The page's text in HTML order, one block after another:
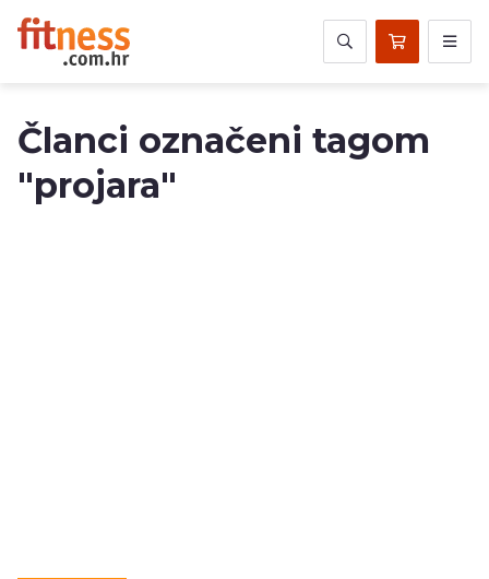
Članci označeni tagom
"projara"